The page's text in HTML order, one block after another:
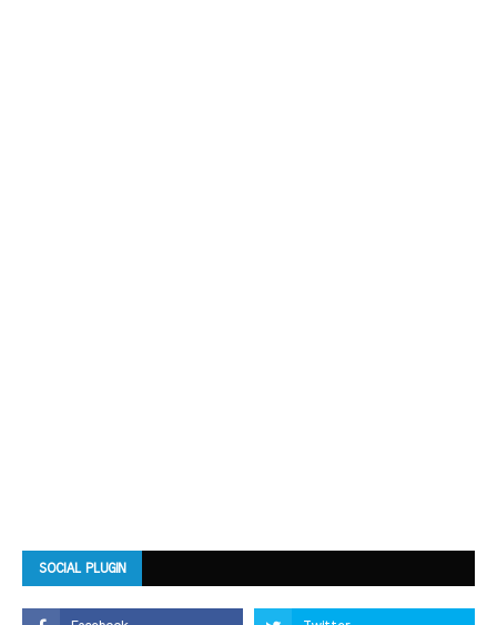
SOCIAL PLUGIN